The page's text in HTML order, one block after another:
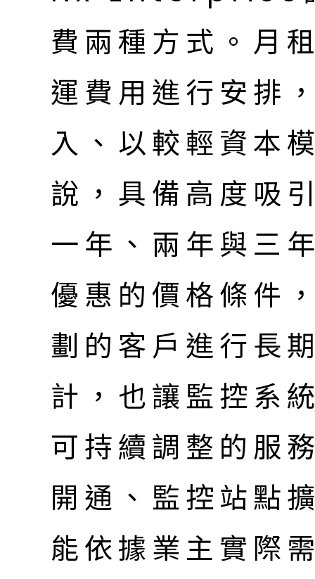
費兩種方式。月
運費用進行安排
入、以較輕資本
說，具備高度吸
一年、兩年與三
優惠的價格條件
劃的客戶進行長
計，也讓監控系
可持續調整的服
開通、監控站點
能依據業主實際